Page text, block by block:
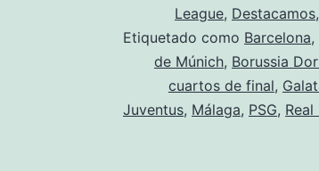
League, Destacamos,
Etiquetado como Barcelona,
de Múnich, Borussia
cuartos de final,
Juventus, Málaga, PSG,